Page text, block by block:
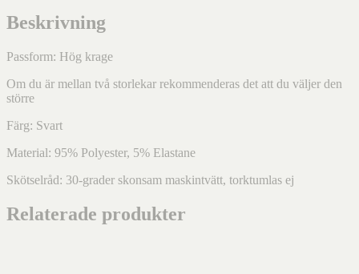
Beskrivning
Passform: Hög krage
Om du är mellan två storlekar rekommenderas det att du väljer den
större
Färg: Svart
Material: 95% Polyester, 5% Elastane
Skötselråd: 30-grader skonsam maskintvätt, torktumlas ej
Relaterade produkter